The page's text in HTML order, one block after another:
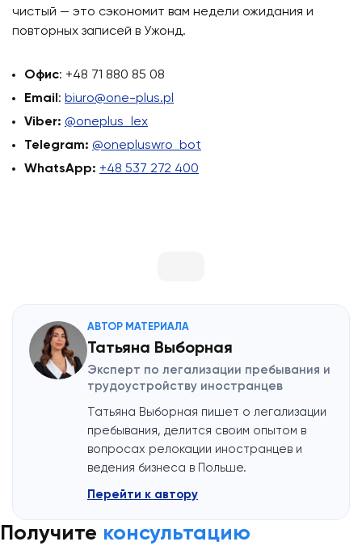
чистый — это сэкономит вам недели ожидания и
повторных записей в Ужонд.
Офис: +48 71 880 85 08
Email : biuro@one-plus.pl
Viber: @oneplus_lex
Telegram: @onepluswro_bot
WhatsApp: +48 537 272 400
АВТОР МАТЕРИАЛА
Татьяна Выборная
Эксперт по легализации пребывания и
трудоустройству иностранцев
Татьяна Выборная пишет о легализации
пребывания, делится своим опытом в
вопросах релокации иностранцев и
ведения бизнеса в Польше.
Перейти к автору
Получите консультацию